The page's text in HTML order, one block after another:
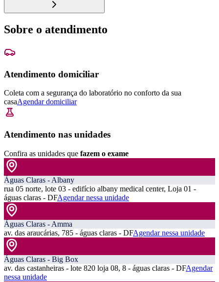
Sobre o atendimento
Atendimento domiciliar
Coleta com a segurança do laboratório no conforto da sua
casaAgendar domiciliar
Atendimento nas unidades
Confira as unidades que fazem o exame
Águas Claras - Albany
rua 05 norte, lote 03 - edifício albany medical center, Loja 01 -
águas claras - DFAgendar nessa unidade
Águas Claras - Amma
av. das araucárias, 785 - águas claras - DFAgendar nessa unidade
Águas Claras - Big Box
av. das castanheiras - lote 820 loja 08, 8 - águas claras - DFAgendar
nessa unidade